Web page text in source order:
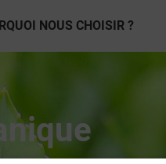
NOUS CHOISIR ?